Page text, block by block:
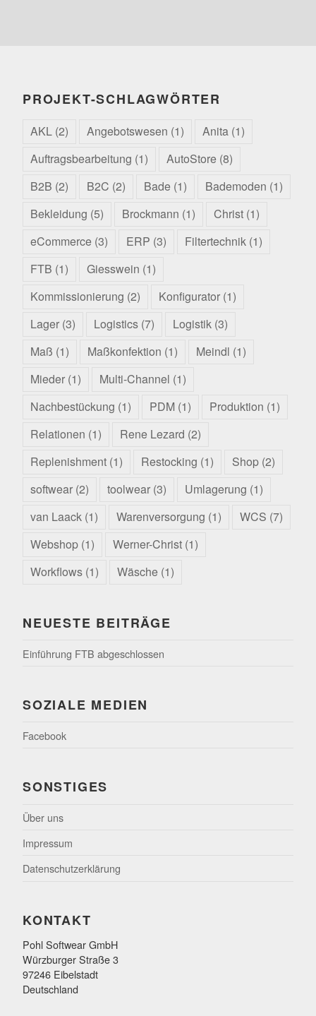
PROJEKT-SCHLAGWÖRTER
AKL (2) Angebotswesen (1) Anita (1)
Auftragsbearbeitung (1) AutoStore (8)
B2B (2) B2C (2) Bade (1) Bademoden (1)
Bekleidung (5) Brockmann (1) Christ (1)
eCommerce (3) ERP (3) Filtertechnik (1)
FTB (1) Giesswein (1)
Kommissionierung (2) Konfigurator (1)
Lager (3) Logistics (7) Logistik (3)
Maß (1) Maßkonfektion (1) Meindl (1)
Mieder (1) Multi-Channel (1)
Nachbestückung (1) PDM (1) Produktion (1)
Relationen (1) Rene Lezard (2)
Replenishment (1) Restocking (1) Shop (2)
softwear (2) toolwear (3) Umlagerung (1)
van Laack (1) Warenversorgung (1) WCS (7)
Webshop (1) Werner-Christ (1)
Workflows (1) Wäsche (1)
NEUESTE BEITRÄGE
Einführung FTB abgeschlossen
SOZIALE MEDIEN
Facebook
SONSTIGES
Über uns
Impressum
Datenschutzerklärung
KONTAKT
Pohl Softwear GmbH
Würzburger Straße 3
97246 Eibelstadt
Deutschland